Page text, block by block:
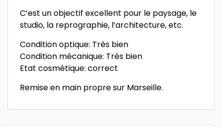
C’est un objectif excellent pour le paysage, le
studio, la reprographie, l’architecture, etc.
Condition optique: Très bien
Condition mécanique: Très bien
Etat cosmétique: correct
Remise en main propre sur Marseille.